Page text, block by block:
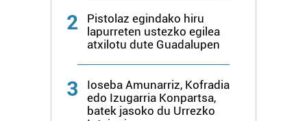
2
Pistolaz egindako hiru
lapurreten ustezko egilea
atxilotu dute Guadalupen
3
Ioseba Amunarriz, Kofradia
edo Izugarria Konpartsa,
batek jasoko du Urrezko